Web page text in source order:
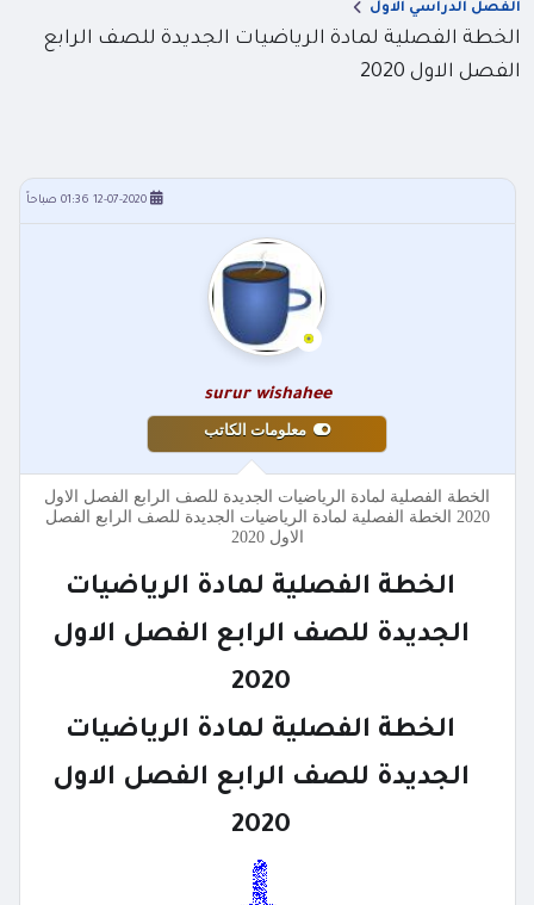
الفصل الدراسي الاول
الخطة الفصلية لمادة الرياضيات الجديدة للصف الرابع
الفصل الاول 2020
12-07-2020 01:36 صباحاً
surur wishahee
معلومات الكاتب
الخطة الفصلية لمادة الرياضيات الجديدة للصف الرابع الفصل الاول
2020 الخطة الفصلية لمادة الرياضيات الجديدة للصف الرابع الفصل
الاول 2020
الخطة الفصلية لمادة الرياضيات
الجديدة للصف الرابع الفصل الاول
2020
الخطة الفصلية لمادة الرياضيات
الجديدة للصف الرابع الفصل الاول
2020